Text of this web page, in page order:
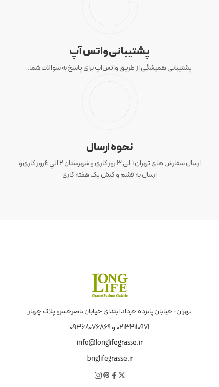
پشتیبانی واتس آپ
پشتیبانی همیشگی از طریق واتس‌اپ برای پاسخ به سوالات شما.
نحوه ارسال
ارسال سفارش های تهران 1 الی 3 روز کاری و شهرستان ٢ الي ٤ روز کاری و
ارسال به قشم و کیش یک هفته کاری
تهران- خیابان پانزده خرداد ابتدای خیابان ناصرخسرو پلاک چهار
02133110971 و 09368076869
info@longlifegrasse.ir
longlifegrasse.ir